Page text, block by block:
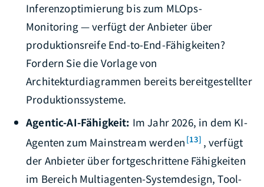
Inferenzoptimierung bis zum MLOps-
Monitoring — verfügt der Anbieter über
produktionsreife End-to-End-Fähigkeiten?
Fordern Sie die Vorlage von
Architekturdiagrammen bereits bereitgestellter
Produktionssysteme.
Agentic-AI-Fähigkeit: Im Jahr 2026, in dem KI-
Agenten zum Mainstream werden [13] , verfügt
der Anbieter über fortgeschrittene Fähigkeiten
im Bereich Multiagenten-Systemdesign, Tool-